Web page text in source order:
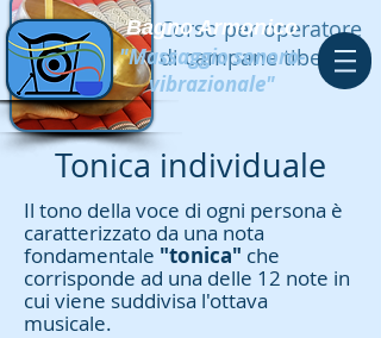
Bagno Armonico
"Massaggio sonoro-
vibrazionale"
Corso per operatore
di campane tibetane
Tonica individuale
Il tono della voce di ogni persona è
caratterizzato da una nota
fondamentale "tonica" che
corrisponde ad una delle 12 note in
cui viene suddivisa l'ottava
musicale.